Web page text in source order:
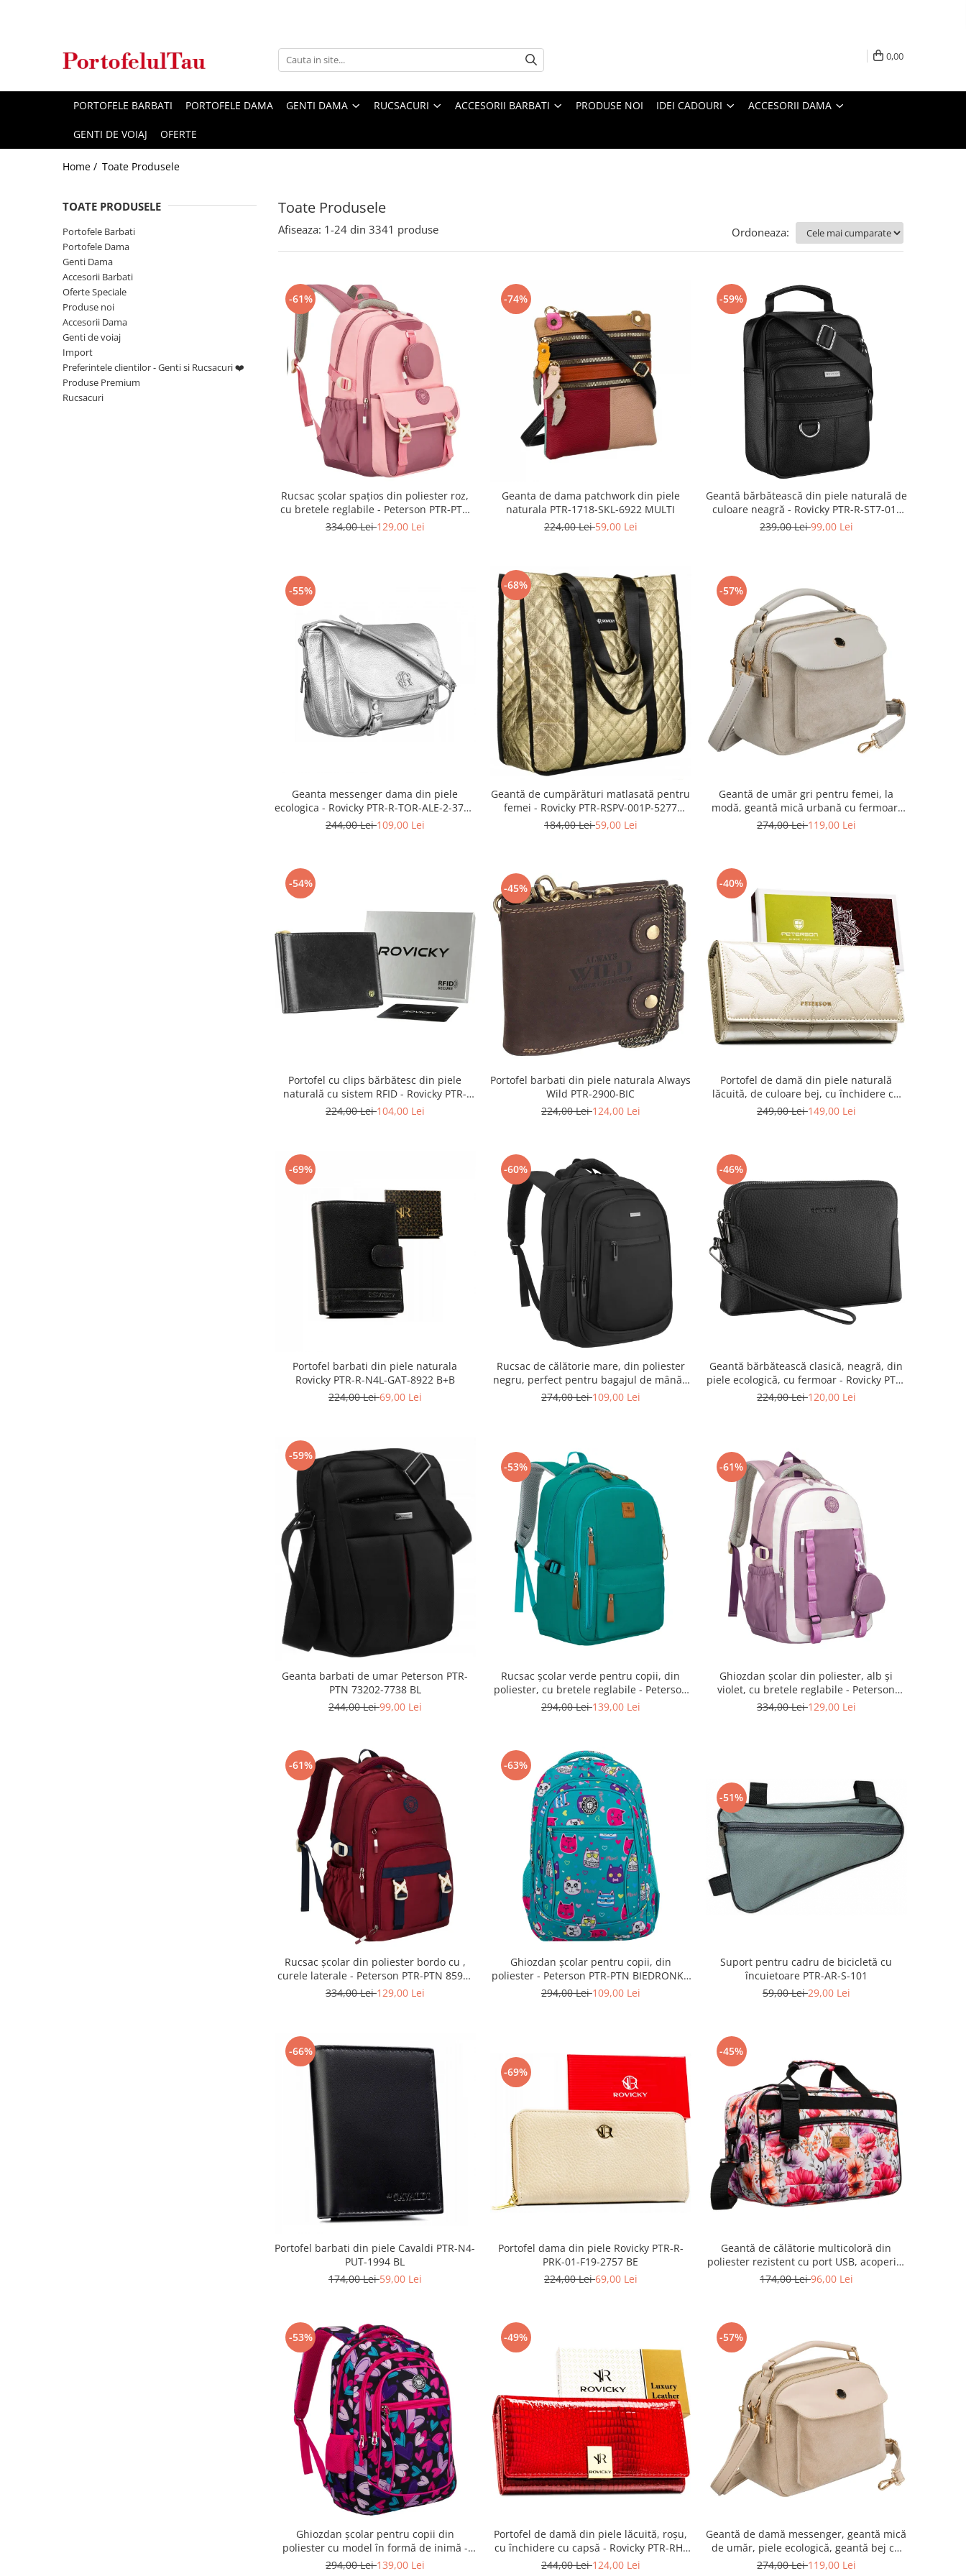
Clutch / Posete Plic
Genti multifunctionale mamici
Rucsacuri Barbati
Curele Barbati
Cadouri pentru femei
Borsete Dama
0,00
PORTOFELE BARBATI PORTOFELE DAMA GENTI DAMA RUCSACURI ACCESORII BARBATI PRODUSE NOI IDEI CADOURI ACCESORII DAMA
GENTI DE VOIAJ OFERTE
Home / Toate Produsele
Toate Produsele
TOATE PRODUSELE
Portofele Barbati
Portofele Dama
Genti Dama
Accesorii Barbati
Oferte Speciale
Produse noi
Accesorii Dama
Genti de voiaj
Import
Preferintele clientilor - Genti si Rucsacuri ❤️
Produse Premium
Rucsacuri
Afiseaza: 1-24 din 3341 produse Ordoneaza:
-61%
Rucsac școlar spațios din poliester roz,
cu bretele reglabile - Peterson PTR-PTN
8610-1327 PINK
334,00 Lei129,00 Lei
-74%
Geanta de dama patchwork din piele
naturala PTR-1718-SKL-6922 MULTI
224,00 Lei59,00 Lei
-59%
Geantă bărbătească din piele naturală de
culoare neagră - Rovicky PTR-R-ST7-01-
7571-BLACK
239,00 Lei99,00 Lei
-55%
Geanta messenger dama din piele
ecologica - Rovicky PTR-R-TOR-ALE-2-3776
SIL
244,00 Lei109,00 Lei
-68%
Geantă de cumpărături matlasată pentru
femei - Rovicky PTR-RSPV-001P-5277
GOLD
184,00 Lei59,00 Lei
-57%
Geantă de umăr gri pentru femei, la
modă, geantă mică urbană cu fermoar,
piele ecologică - Peterson PTR-PTN MX02-
274,00 Lei119,00 Lei
-54%
Portofel cu clips bărbătesc din piele
naturală cu sistem RFID - Rovicky PTR-
N1908-RVT-9799 BLACK
224,00 Lei104,00 Lei
-45%
Portofel barbati din piele naturala Always
Wild PTR-2900-BIC
224,00 Lei124,00 Lei
-40%
Portofel de damă din piele naturală
lăcuită, de culoare bej, cu închidere cu
capsă - Peterson
249,00 Lei149,00 Lei
-69%
Portofel barbati din piele naturala
Rovicky PTR-R-N4L-GAT-8922 B+B
224,00 Lei69,00 Lei
-60%
Rucsac de călătorie mare, din poliester
negru, perfect pentru bagajul de mână -
Rovicky PTR-R-BHX-05-1020 BLACK
274,00 Lei109,00 Lei
-46%
Geantă bărbătească clasică, neagră, din
piele ecologică, cu fermoar - Rovicky PTR-
R-SDR-01-1631 BLACK
224,00 Lei120,00 Lei
-59%
Geanta barbati de umar Peterson PTR-
PTN 73202-7738 BL
244,00 Lei99,00 Lei
-53%
Rucsac școlar verde pentru copii, din
poliester, cu bretele reglabile - Peterson
PTR-PTN BHX-01-9259 Gree
294,00 Lei139,00 Lei
-61%
Ghiozdan școlar din poliester, alb și
violet, cu bretele reglabile - Peterson
PTR-PTN 8603-1303 PURPLE
334,00 Lei129,00 Lei
-61%
Rucsac școlar din poliester bordo cu ,
curele laterale - Peterson PTR-PTN 8594-
1402 BORDO
334,00 Lei129,00 Lei
-63%
Ghiozdan școlar pentru copii, din
poliester - Peterson PTR-PTN BIEDRONKA
G28
294,00 Lei109,00 Lei
-51%
Suport pentru cadru de bicicletă cu
încuietoare PTR-AR-S-101
59,00 Lei29,00 Lei
-66%
Portofel barbati din piele Cavaldi PTR-N4-
PUT-1994 BL
174,00 Lei59,00 Lei
-69%
Portofel dama din piele Rovicky PTR-R-
PRK-01-F19-2757 BE
224,00 Lei69,00 Lei
-45%
Geantă de călătorie multicoloră din
poliester rezistent cu port USB, acoperită
cu un model vegetal - Rovicky PTR-R-
174,00 Lei96,00 Lei
-53%
Ghiozdan școlar pentru copii din
poliester cu model în formă de inimă -
Peterson PTR-PTN BIEDRONKA G54
294,00 Lei139,00 Lei
-49%
Portofel de damă din piele lăcuită, roșu,
cu închidere cu capsă - Rovicky PTR-RH-
22-1-RS RED
244,00 Lei124,00 Lei
-57%
Geantă de damă messenger, geantă mică
de umăr, piele ecologică, geantă bej cu
fermoar la modă - Peterson PTR-PTN
274,00 Lei119,00 Lei